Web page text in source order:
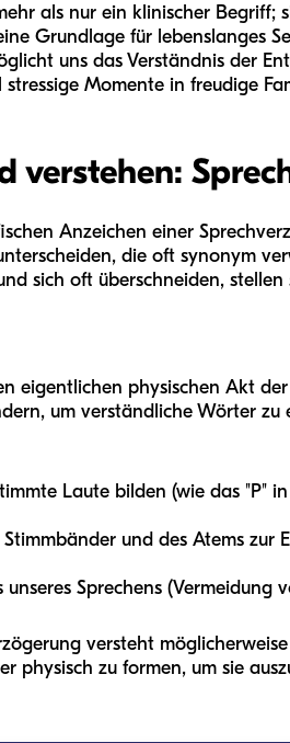
als nur ein klinischer
Grundlage für lebenslanges
uns das Verständnis der
Momente in freudige
verstehen:
Anzeichen einer
die oft synonym
sich oft überschneiden,
eigentlichen physischen Akt
um verständliche Wörter
Laute bilden (wie das "P"
und des Atems zur
unseres Sprechens
versteht
physisch zu formen, um sie